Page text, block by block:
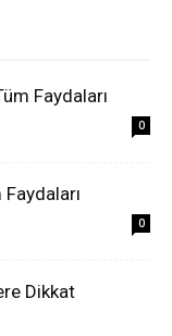
Faydaları
0
0
Dikkat